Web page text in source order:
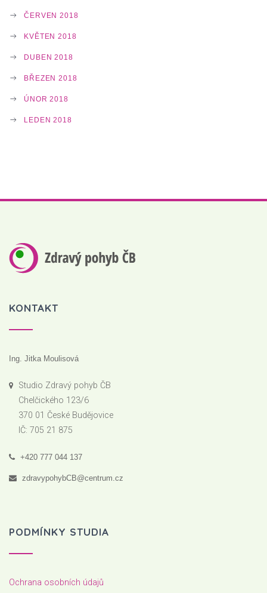
ČERVEN 2018
KVĚTEN 2018
DUBEN 2018
BŘEZEN 2018
ÚNOR 2018
LEDEN 2018
KONTAKT
Ing. Jitka Moulisová
Studio Zdravý pohyb ČB
Chelčického 123/6
370 01 České Budějovice
IČ: 705 21 875
+420 777 044 137
zdravypohybCB@centrum.cz
PODMÍNKY STUDIA
Ochrana osobních údajů